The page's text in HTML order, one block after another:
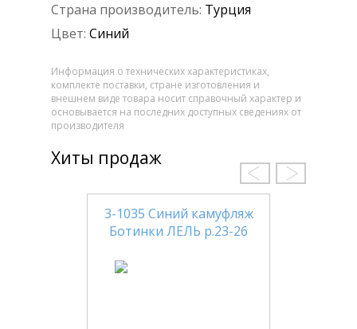
Страна производитель: Турция
Цвет: Синий
Информация о технических характеристиках,
комплекте поставки, стране изготовления и
внешнем виде товара носит справочный характер и
основывается на последних доступных сведениях от
производителя
Хиты продаж
3-1035 Синий камуфляж
Ботинки ЛЕЛЬ р.23-26